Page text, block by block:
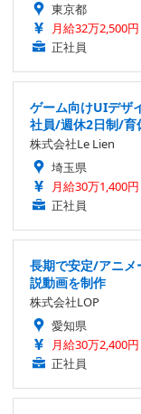
東京都
月給32万2,500
正社員
ゲーム向けUIデザ
社員/週休2日制/育
株式会社Le Lien
埼玉県
月給30万1,400
正社員
長期で安定/アニ
説動画を制作
株式会社LOP
愛知県
月給30万2,400
正社員